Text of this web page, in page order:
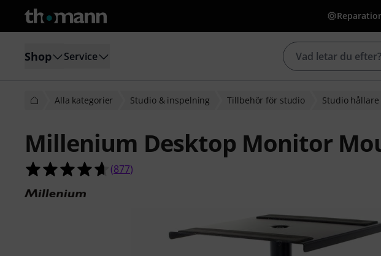
Shop Service
Alla kategorier Studio & inspelning Tillbehör för studio Studio
Millenium Desktop Monitor
4.6 av 5 stjärnor från 877 kundbetyg
(877)